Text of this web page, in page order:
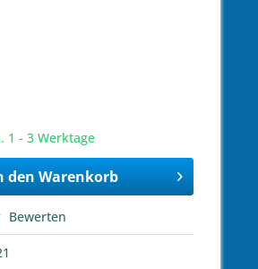
1 - 3 Werktage
den Warenkorb
Bewerten